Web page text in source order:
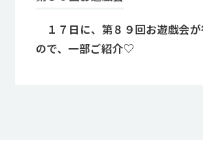
１７日に、第８９回お遊戯会が
ので、一部ご紹介♡